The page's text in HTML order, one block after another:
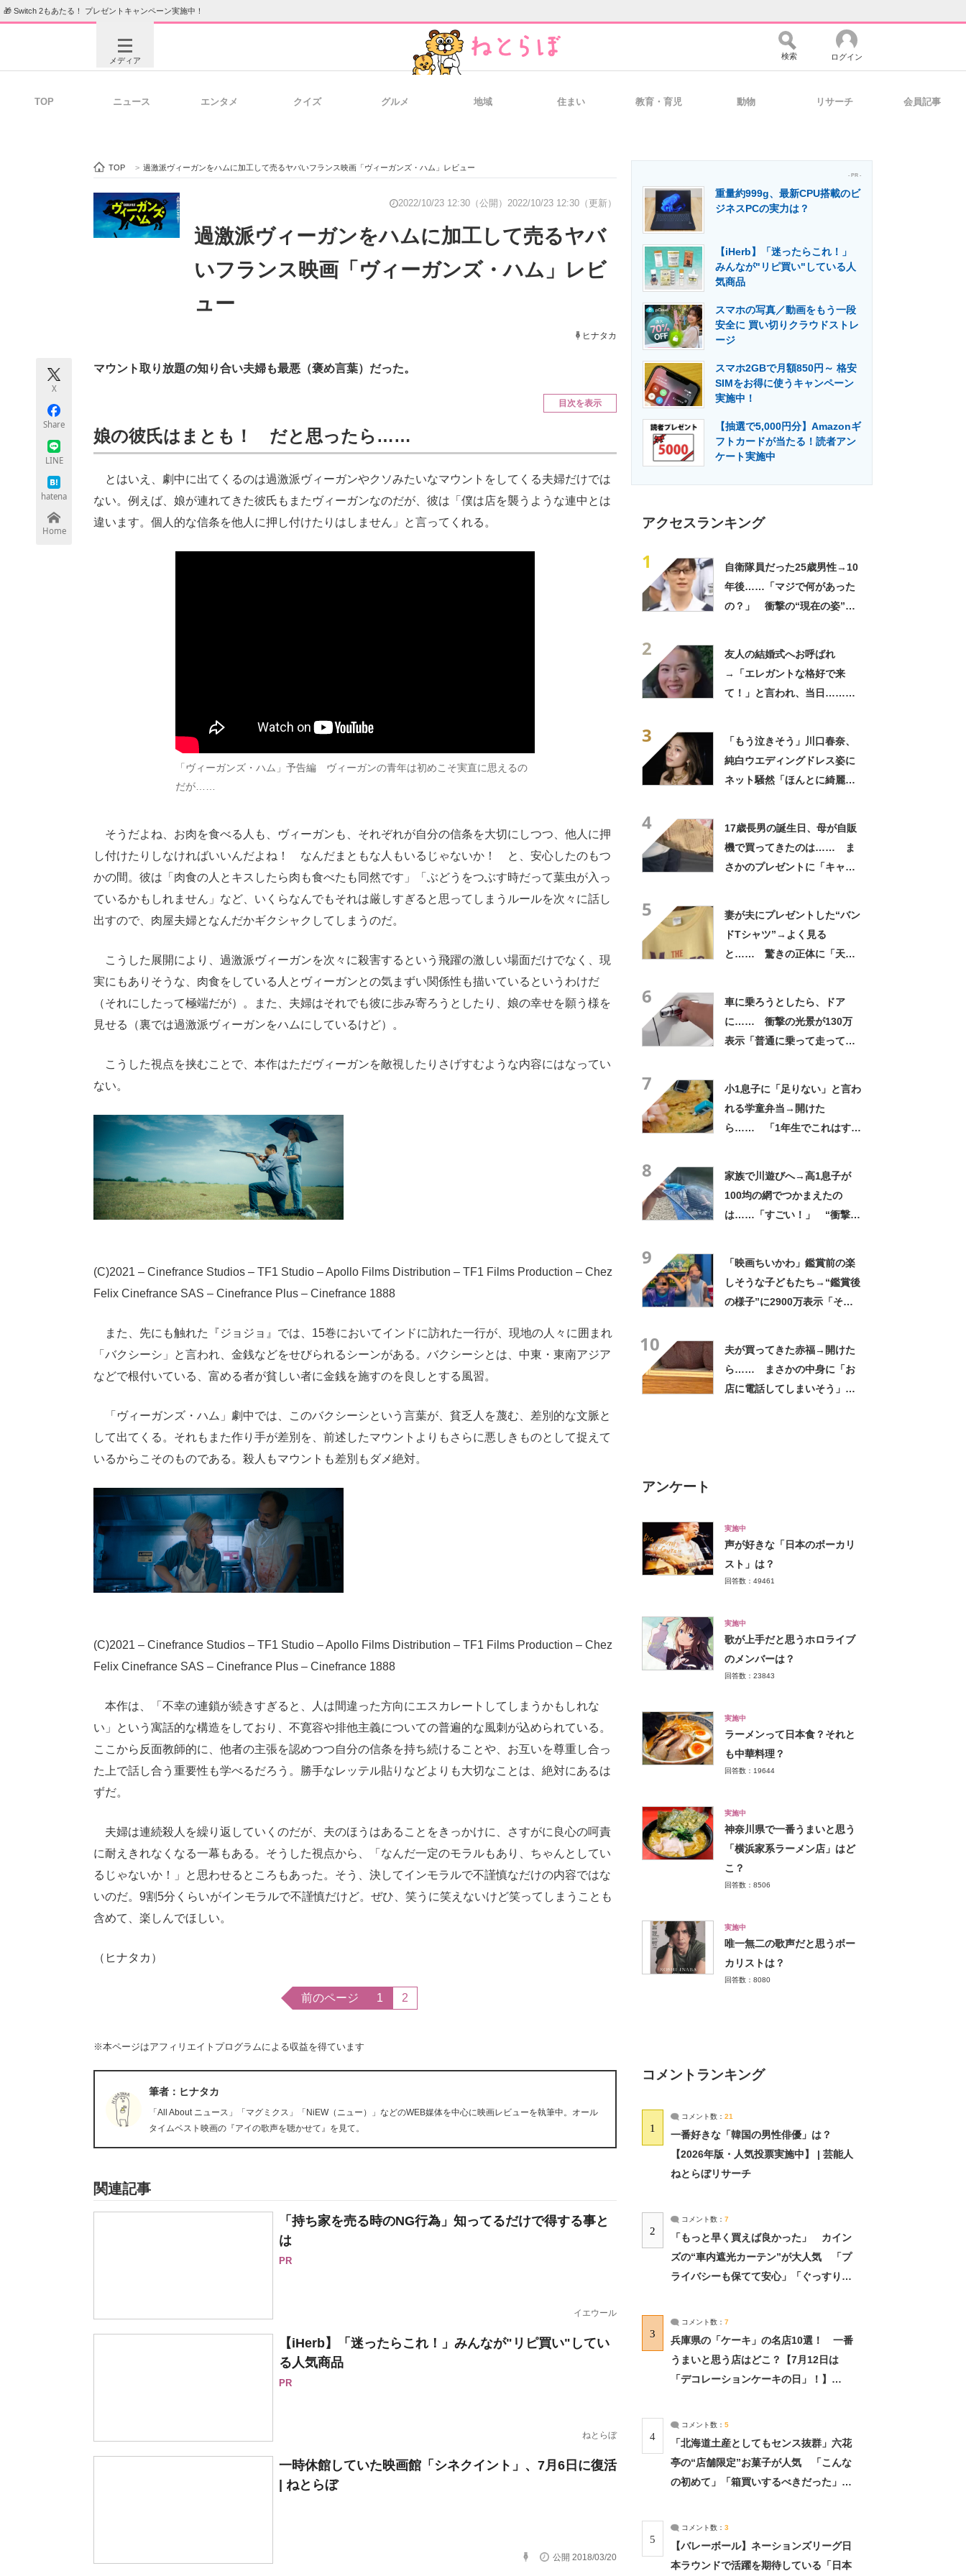
🎁 Switch 2もあたる！ プレゼントキャンペーン実施中！
メディア
ビジネスと働き方のヒント 経営リーダーのコミュニティ マーケ×ITの今がよく分かる
ITエンジニア向け専門サイト 企業向けIT製品の総合サイト IT製品の技術・比較・事例 製造業のIT導入・活用を支援
エネルギーの専門メディア 建設×テクノロジーの最前線
検索 ログイン
TOP ニュース エンタメ クイズ グルメ 地域 住まい 教育・育児 動物 リサーチ 会員記事
TOP > 過激派ヴィーガンをハムに加工して売るヤバいフランス映画「ヴィーガンズ・ハム」レビュー
2022/10/23 12:30（公開） 2022/10/23 12:30（更新）
過激派ヴィーガンをハムに加工して売るヤバ
いフランス映画「ヴィーガンズ・ハム」レビ
ュー
ヒナタカ
X
Share
LINE
hatena
Home
マウント取り放題の知り合い夫婦も最悪（褒め言葉）だった。
目次を表示
娘の彼氏はまとも！ だと思ったら……
とはいえ、劇中に出てくるのは過激派ヴィーガンやクソみたいなマウントをしてくる夫婦だけでは
ない。例えば、娘が連れてきた彼氏もまたヴィーガンなのだが、彼は「僕は店を襲うような連中とは
違います。個人的な信条を他人に押し付けたりはしません」と言ってくれる。
「ヴィーガンズ・ハム」予告編 ヴィーガンの青年は初めこそ実直に思えるの
だが……
そうだよね、お肉を食べる人も、ヴィーガンも、それぞれが自分の信条を大切にしつつ、他人に押
し付けたりしなければいいんだよね！ なんだまともな人もいるじゃないか！ と、安心したのもつ
かの間。彼は「肉食の人とキスしたら肉も食べたも同然です」「ぶどうをつぶす時だって葉虫が入っ
ているかもしれません」など、いくらなんでもそれは厳しすぎると思ってしまうルールを次々に話し
出すので、肉屋夫婦となんだかギクシャクしてしまうのだ。
こうした展開により、過激派ヴィーガンを次々に殺害するという飛躍の激しい場面だけでなく、現
実にもありそうな、肉食をしている人とヴィーガンとの気まずい関係性も描いているというわけだ
（それにしたって極端だが）。また、夫婦はそれでも彼に歩み寄ろうとしたり、娘の幸せを願う様を
見せる（裏では過激派ヴィーガンをハムにしているけど）。
こうした視点を挟むことで、本作はただヴィーガンを敵視したりさげすむような内容にはなってい
ない。
(C)2021 – Cinefrance Studios – TF1 Studio – Apollo Films Distribution – TF1 Films Production – Chez
Felix Cinefrance SAS – Cinefrance Plus – Cinefrance 1888
また、先にも触れた『ジョジョ』では、15巻においてインドに訪れた一行が、現地の人々に囲まれ
「バクシーシ」と言われ、金銭などをせびられるシーンがある。バクシーシとは、中東・東南アジア
などで根付いている、富める者が貧しい者に金銭を施すのを良しとする風習。
「ヴィーガンズ・ハム」劇中では、このバクシーシという言葉が、貧乏人を蔑む、差別的な文脈と
して出てくる。それもまた作り手が差別を、前述したマウントよりもさらに悪しきものとして捉えて
いるからこそのものである。殺人もマウントも差別もダメ絶対。
(C)2021 – Cinefrance Studios – TF1 Studio – Apollo Films Distribution – TF1 Films Production – Chez
Felix Cinefrance SAS – Cinefrance Plus – Cinefrance 1888
本作は、「不幸の連鎖が続きすぎると、人は間違った方向にエスカレートしてしまうかもしれな
い」という寓話的な構造をしており、不寛容や排他主義についての普遍的な風刺が込められている。
ここから反面教師的に、他者の主張を認めつつ自分の信条を持ち続けることや、お互いを尊重し合っ
た上で話し合う重要性も学べるだろう。勝手なレッテル貼りなどよりも大切なことは、絶対にあるは
ずだ。
夫婦は連続殺人を繰り返していくのだが、夫のほうはあることをきっかけに、さすがに良心の呵責
に耐えきれなくなる一幕もある。そうした視点から、「なんだ一定のモラルもあり、ちゃんとしてい
るじゃないか！」と思わせるところもあった。そう、決してインモラルで不謹慎なだけの内容ではな
いのだ。9割5分くらいがインモラルで不謹慎だけど。ぜひ、笑うに笑えないけど笑ってしまうことも
含めて、楽しんでほしい。
（ヒナタカ）
前のページ 1 2
※本ページはアフィリエイトプログラムによる収益を得ています
筆者：ヒナタカ
「All About ニュース」「マグミクス」「NiEW（ニュー）」などのWEB媒体を中心に映画レビューを執筆中。オール
タイムベスト映画の『アイの歌声を聴かせて』を見て。
関連記事
「持ち家を売る時のNG行為」知ってるだけで得する事と
は
PR
イエウール
【iHerb】「迷ったらこれ！」みんなが"リピ買い"してい
る人気商品
PR
ねとらぼ
一時休館していた映画館「シネクイント」、7月6日に復活
| ねとらぼ
公開 2018/03/20
- PR -
重量約999g、最新CPU搭載のビ
ジネスPCの実力は？
【iHerb】「迷ったらこれ！」
みんなが"リピ買い"している人
気商品
スマホの写真／動画をもう一段
安全に 買い切りクラウドストレ
ージ
スマホ2GBで月額850円～ 格安
SIMをお得に使うキャンペーン
実施中！
【抽選で5,000円分】Amazonギ
フトカードが当たる！読者アン
ケート実施中
アクセスランキング
1
自衛隊員だった25歳男性→10
年後……「マジで何があった
の？」 衝撃の“現在の姿”が
2
友人の結婚式へお呼ばれ
→「エレガントな格好で来
て！」と言われ、当日……ま
3
「もう泣きそう」川口春奈、
純白ウエディングドレス姿に
ネット騒然「ほんとに綺麗」
4
17歳長男の誕生日、母が自販
機で買ってきたのは…… ま
さかのプレゼントに「キャー
5
妻が夫にプレゼントした“バン
ドTシャツ”→よく見る
と…… 驚きの正体に「天
6
車に乗ろうとしたら、ドア
に…… 衝撃の光景が130万
表示「普通に乗って走ってた
7
小1息子に「足りない」と言わ
れる学童弁当→開けた
ら…… 「1年生でこれはすご
8
家族で川遊びへ→高1息子が
100均の網でつかまえたの
は……「すごい！」 “衝撃の
9
「映画ちいかわ」鑑賞前の楽
しそうな子どもたち→“鑑賞後
の様子”に2900万表示「そう
10
夫が買ってきた赤福→開けた
ら…… まさかの中身に「お
店に電話してしまいそう」
アンケート
実施中
声が好きな「日本のボーカリ
スト」は？
回答数：49461
実施中
歌が上手だと思うホロライブ
のメンバーは？
回答数：23843
実施中
ラーメンって日本食？それと
も中華料理？
回答数：19644
実施中
神奈川県で一番うまいと思う
「横浜家系ラーメン店」はど
こ？
回答数：8506
実施中
唯一無二の歌声だと思うボー
カリストは？
回答数：8080
コメントランキング
1
コメント数： 21
一番好きな「韓国の男性俳優」は？
【2026年版・人気投票実施中】 | 芸能人
ねとらぼリサーチ
2
コメント数： 7
「もっと早く買えば良かった」 カイン
ズの“車内遮光カーテン”が大人気 「プ
ライバシーも保てて安心」「ぐっすり眠
3
コメント数： 7
兵庫県の「ケーキ」の名店10選！ 一番
うまいと思う店はどこ？【7月12日は
「デコレーションケーキの日」！】
4
コメント数： 5
「北海道土産としてもセンス抜群」六花
亭の“店舗限定”お菓子が人気 「こんな
の初めて」「箱買いするべきだった」
5
コメント数： 3
【バレーボール】ネーションズリーグ日
本ラウンドで活躍を期待している「日本